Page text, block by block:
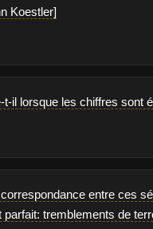
Koestler]
il lorsque les chiffres sont
entre ces
parfait: tremblements de